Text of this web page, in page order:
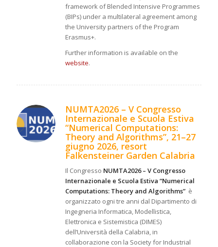
framework of Blended Intensive Programmes
(BIPs) under a multilateral agreement among
the University partners of the Program
Erasmus+.
Further information is available on the
website.
NUMTA2026 – V Congresso
Internazionale e Scuola Estiva
“Numerical Computations:
Theory and Algorithms”, 21–27
giugno 2026, resort
Falkensteiner Garden Calabria
Il Congresso NUMTA2026 – V Congresso
Internazionale e Scuola Estiva “Numerical
Computations: Theory and Algorithms”è
organizzato ogni tre anni dal Dipartimento di
Ingegneria Informatica, Modellistica,
Elettronica e Sistemistica (DIMES)
dell’Università della Calabria, in
collaborazione con la Society for Industrial